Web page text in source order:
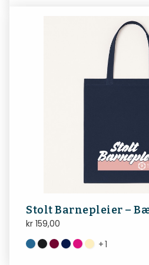
Stolt Barnepleier –
kr 159,00
+1